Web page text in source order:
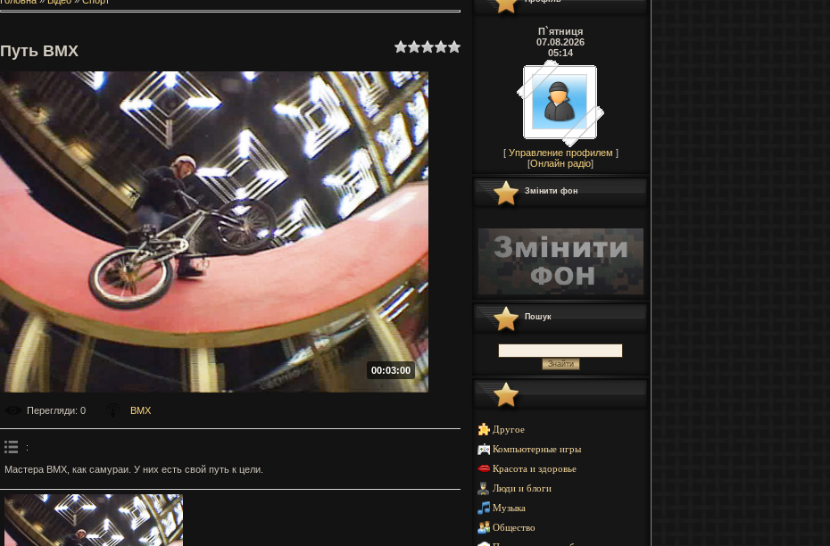
Путь BMX
00:03:00
Перегляди: 0 BMX
:
Мастера BMX, как самураи. У них есть свой путь к цели.
П`ятниця
07.08.2026
05:14
[ Управление профилем ]
[Онлайн радіо]
Змінити фон
Пошук
Другое
Компьютерные игры
Красота и здоровье
Люди и блоги
Музыка
Общество